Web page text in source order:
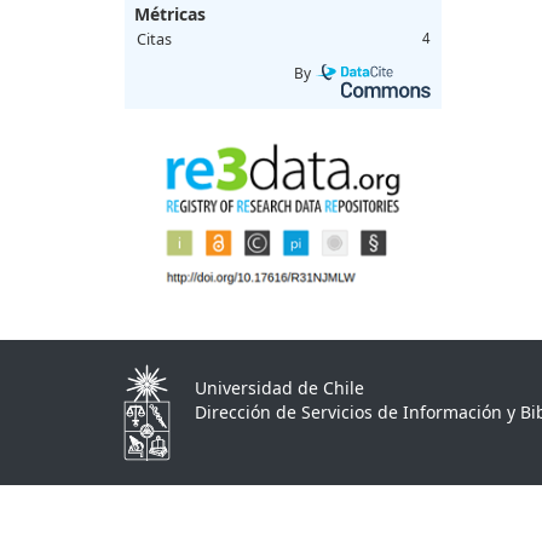
Métricas
Citas 4
By
Universidad de Chile
Dirección de Servicios de Información y